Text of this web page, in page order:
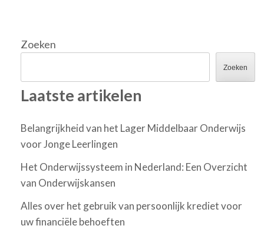
Zoeken
Zoeken
Laatste artikelen
Belangrijkheid van het Lager Middelbaar Onderwijs
voor Jonge Leerlingen
Het Onderwijssysteem in Nederland: Een Overzicht
van Onderwijskansen
Alles over het gebruik van persoonlijk krediet voor
uw financiële behoeften